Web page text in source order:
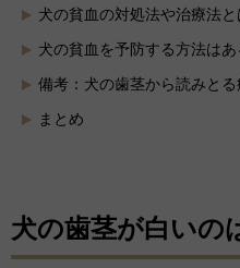
犬の貧血の対処法や治療法と
犬の貧血を予防する方法はあ
備考：犬の歯茎から読みと
まとめ
犬の歯茎が白いの